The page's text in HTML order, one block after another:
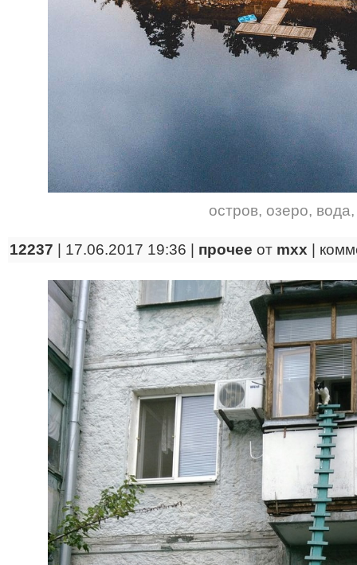
остров, озеро, вода
12237 | 17.06.2017 19:36 | прочее от mxx